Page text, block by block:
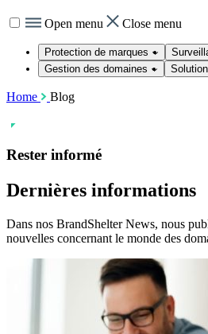
Open menu Close menu
Protection de marques
Gestion des domaines
Home Blog
Rester informé
Dernières informations
Dans nos BrandShelter News, nous
nouvelles concernant le monde des